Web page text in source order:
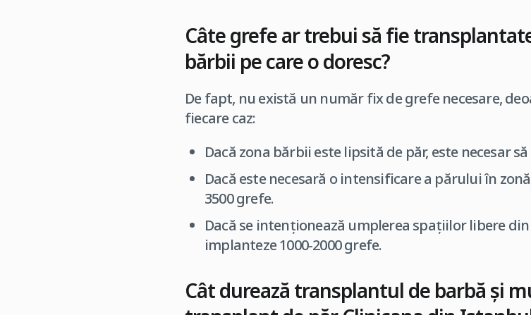
Câte grefe ar trebui să fie
bărbii pe care o doresc?
De fapt, nu există un număr fix de grefe necesare,
fiecare caz:
Dacă zona bărbii este lipsită de păr, este necesar
Dacă este necesară o intensificare a părului în
3500 grefe.
Dacă se intenționează umplerea spațiilor libere din
implanteze 1000-2000 grefe.
Cât durează transplantul de barbă și